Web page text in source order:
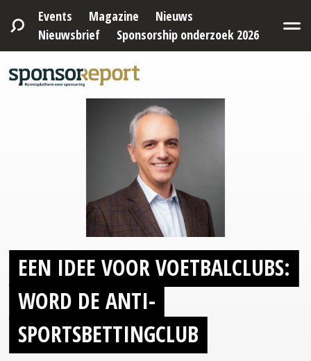
Events Magazine
Nieuws
Nieuwsbrief
Sponsorship onderzoek 2026
EEN IDEE VOOR VOETBALCLUBS:
WORD DE ANTI-
SPORTSBETTINGCLUB